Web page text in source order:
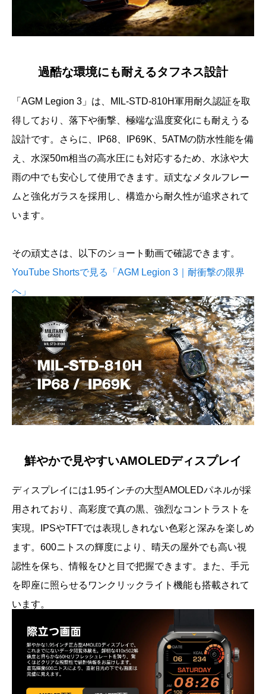
過酷な環境にも耐えるタフネス設計
「AGM Legion 3」は、MIL-STD-810H軍用耐久認証を取
得しており、落下や衝撃、極端な温度変化にも耐えうる
設計です。さらに、IP68、IP69K、5ATMの防水性能を備
え、水深50m相当の高水圧にも対応するため、水泳や大
雨の中でも安心して使用できます。頑丈なメタルフレー
ムと強化ガラスを採用し、構造から耐久性が追求されて
います。
その頑丈さは、以下のショート動画で確認できます。
YouTube Shortsで見る「AGM Legion 3｜耐衝撃の限界
へ」
鮮やかで見やすいAMOLEDディスプレイ
ディスプレイには1.95インチの大型AMOLEDパネルが採
用されており、高彩度で真の黒、強烈なコントラストを
実現。IPSやTFTでは表現しきれない色彩と深みを楽しめ
ます。600ニトスの輝度により、晴天の屋外でも高い視
認性を保ち、情報をひと目で把握できます。また、手元
を即座に照らせるワンクリックライト機能も搭載されて
います。